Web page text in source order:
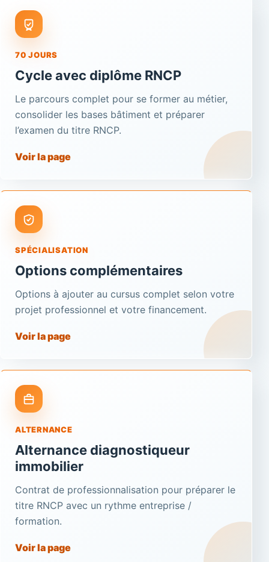
70 JOURS
Cycle avec diplôme RNCP
Le parcours complet pour se former au métier,
consolider les bases bâtiment et préparer
l’examen du titre RNCP.
Voir la page
SPÉCIALISATION
Options complémentaires
Options à ajouter au cursus complet selon votre
projet professionnel et votre financement.
Voir la page
ALTERNANCE
Alternance diagnostiqueur
immobilier
Contrat de professionnalisation pour préparer le
titre RNCP avec un rythme entreprise /
formation.
Voir la page